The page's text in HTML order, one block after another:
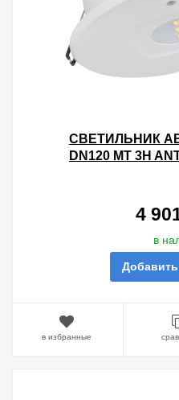
СВЕТИЛЬНИК
DN120 MT 3H
4
в
в избранные